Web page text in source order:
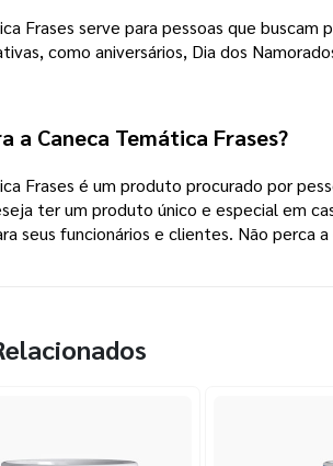
Frases serve para pessoas que
como aniversários, Dia dos
a Caneca Temática Frases?
Frases é um produto procurado por
ter um produto único e especial em
seus funcionários e clientes. Não perca